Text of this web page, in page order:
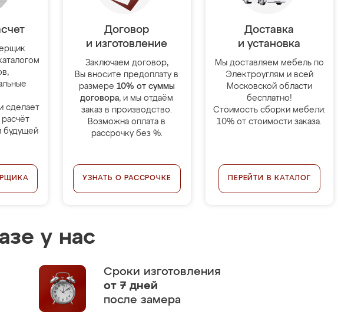
сделает
будущей
Договор
и изготовление
Заключаем договор,
Вы вносите предоплату в
размере 10% от суммы
договора, и мы отдаём
заказ в производство.
Возможна оплата в
рассрочку без %.
УЗНАТЬ О РАССРОЧКЕ
Доставка
и установка
Мы доставляем мебель по
Электроуглям и всей
Московской области
бесплатно!
Стоимость сборки мебели:
10% от стоимости заказа.
ПЕРЕЙТИ В КАТАЛОГ
у нас
Сроки изготовления
от 7 дней
после замера